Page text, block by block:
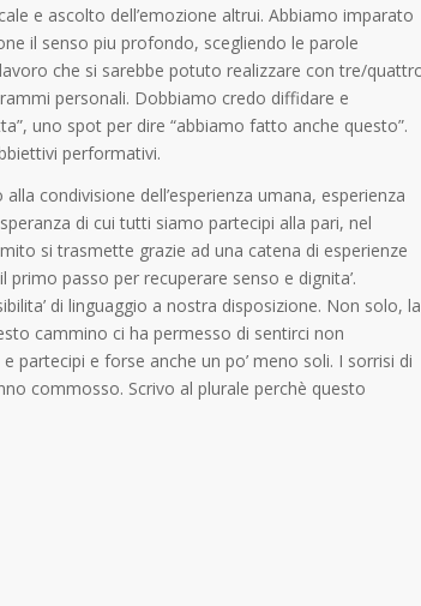
e ascolto dell’emozione altrui. Abbiamo imparato
il senso piu profondo, scegliendo le parole
che si sarebbe potuto realizzare con tre/
personali. Dobbiamo credo diffidare e
uno spot per dire “abbiamo fatto anche questo”.
performativi.
condivisione dell’esperienza umana, esperienza
di cui tutti siamo partecipi alla pari, nel
si trasmette grazie ad una catena di esperienze
passo per recuperare senso e dignita’.
di linguaggio a nostra disposizione. Non solo, la
cammino ci ha permesso di sentirci non
partecipi e forse anche un po’ meno soli. I sorrisi di
commosso. Scrivo al plurale perchè questo